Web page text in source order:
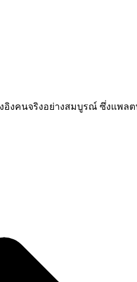
อิงคนจริงอย่างสมบูรณ์ ซึ่งแพล